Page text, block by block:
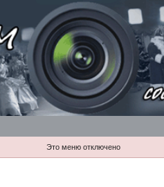
Это меню отключено